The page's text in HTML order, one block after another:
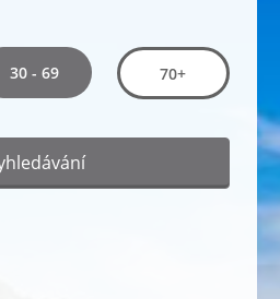
30 - 69 70+